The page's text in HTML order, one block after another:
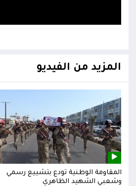
المزيد من الفيديو
المقاومة الوطنية تودع بتشييع رسمي
وشعبي الشهيد الظاهري